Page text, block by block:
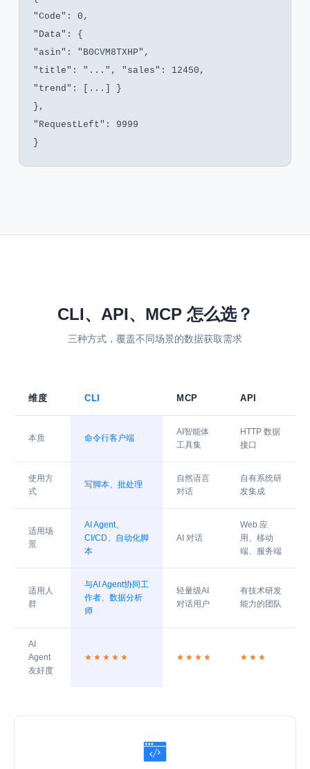
"Code": 0,
"Data": {
"asin": "B0CVM8TXHP",
"title": "...", "sales": 12450,
"trend": [...] }
},
"RequestLeft": 9999
}
CLI、API、MCP 怎么选？
三种方式，覆盖不同场景的数据获取需求
维度 CLI MCP API
本质 命令行客户端
AI智能体
工具集
HTTP 数据
接口
使用方
式
写脚本、批处理
自然语言
对话
自有系统研
发集成
适用场
景
AI Agent、
CI/CD、自动化脚
本
AI 对话
Web 应
用、移动
端、服务端
适用人
群
与AI Agent协同工
作者、数据分析
师
轻量级AI
对话用户
有技术研发
能力的团队
AI
Agent
友好度
★★★★★ ★★★★ ★★★